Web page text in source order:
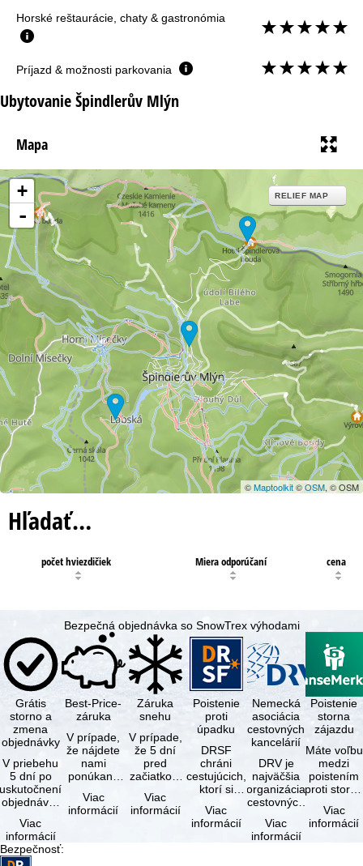
Horské reštaurácie, chaty & gastronómia
Príjazd & možnosti parkovania
Ubytovanie Špindlerův Mlýn
Mapa
+
-
RELIEF MAP
©Maptoolkit©OSM, © OSM
Hľadať…
počet hviezdičiek Miera odporúčaní cena
Bezpečná objednávka so SnowTrex výhodami
Grátis
storno a
zmena
objednávky
V priebehu
5 dní po
uskutočnení
objednávky
tejto
objednávky
bezplatne
Viac
informácií
Best-Price-
záruka
V prípade,
že nájdete
nami
ponúkaný
rovnakými
službami
Viac
informácií
Záruka
snehu
V prípade,
že 5 dní
pred
začiatkom
(deň
príjazdu)
Viac
informácií
Poistenie
proti
úpadku
DRSF
chráni
cestujúcich,
ktorí si
zájazd
alebo
Viac
informácií
Nemecká
asociácia
cestovných
kancelárií
DRV je
najväčšia
organizácia
cestovných
organizátorov
zájazdov v …
Viac
informácií
Poistenie
storna
zájazdu
Máte voľbu
medzi
poistením
proti stornu
cestovným
Viac
informácií
Bezpečnosť: